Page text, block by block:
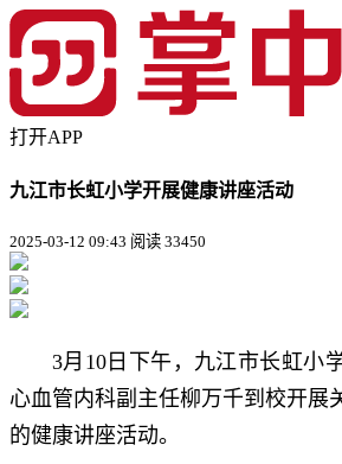
打开APP
九江市长虹小学开展健康讲座活动
2025-03-12 09:43 阅读 33450
3月10日下午，九江市长虹小
心血管内科副主任柳万千到校开展
的健康讲座活动。